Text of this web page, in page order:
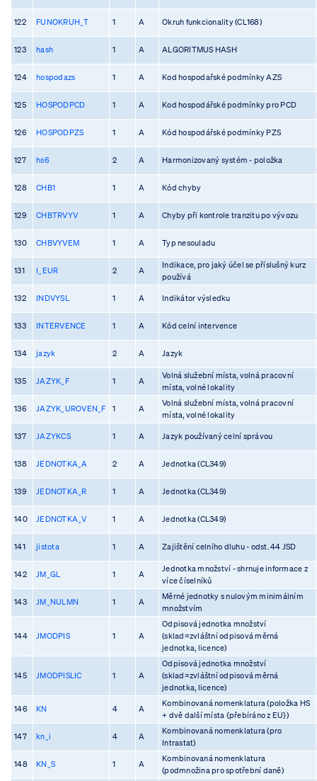
122 FUNOKRUH_T 1 A Okruh funkcionality (CL168)
123 hash 1 A ALGORITMUS HASH
124 hospodazs 1 A Kod hospodařské podmínky AZS
125 HOSPODPCD 1 A Kod hospodářské podmínky pro PCD
126 HOSPODPZS 1 A Kód hospodářské podmínky PZS
127 hs6 2 A Harmonizovaný systém - položka
128 CHB1 1 A Kód chyby
129 CHBTRVYV 1 A Chyby při kontrole tranzitu po vývozu
130 CHBVYVEM 1 A Typ nesouladu
131 I_EUR 2 A
Indikace, pro jaký účel se příslušný kurz
používá
132 INDVYSL 1 A Indikátor výsledku
133 INTERVENCE 1 A Kód celní intervence
134 jazyk 2 A Jazyk
135 JAZYK_F 1 A
Volná služební místa, volná pracovní
místa, volné lokality
136 JAZYK_UROVEN_F 1 A
Volná služební místa, volná pracovní
místa, volné lokality
137 JAZYKCS 1 A Jazyk používaný celní správou
138 JEDNOTKA_A 2 A Jednotka (CL349)
139 JEDNOTKA_R 1 A Jednotka (CL349)
140 JEDNOTKA_V 1 A Jednotka (CL349)
141 jistota 1 A Zajištění celního dluhu - odst. 44 JSD
142 JM_GL 1 A
Jednotka množství - shrnuje informace z
více číselníků
143 JM_NULMN 1 A
Měrné jednotky s nulovým minimálním
množstvím
144 JMODPIS 1 A
Odpisová jednotka množství
(sklad=zvláštní odpisová měrná
jednotka, licence)
145 JMODPISLIC 1 A
Odpisová jednotka množství
(sklad=zvláštní odpisová měrná
jednotka, licence)
146 KN 4 A
Kombinovaná nomenklatura (položka HS
+ dvě další místa {přebíráno z EU})
147 kn_i 4 A
Kombinovaná nomenklatura (pro
Intrastat)
148 KN_S 1 A
Kombinovaná nomenklatura
(podmnožina pro spotřební daně)